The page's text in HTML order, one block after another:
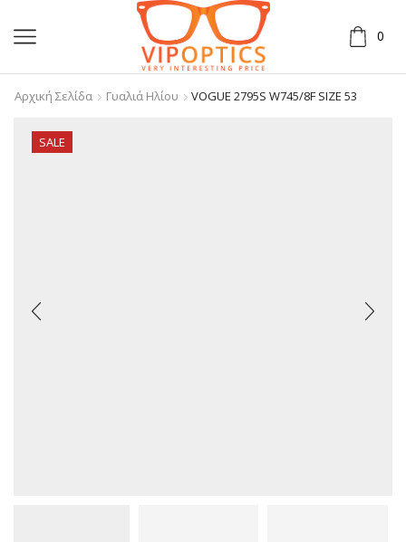
0
Αρχική Σελίδα Γυαλιά Ηλίου VOGUE 2795S W745/8F SIZE 53
SALE